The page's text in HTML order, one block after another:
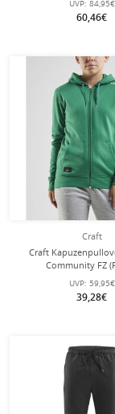
UVP: 84,95€
60,46€
Craft
Craft
Community FZ
Reißverschluss,
grün Damen
UVP: 59,95€
39,28€